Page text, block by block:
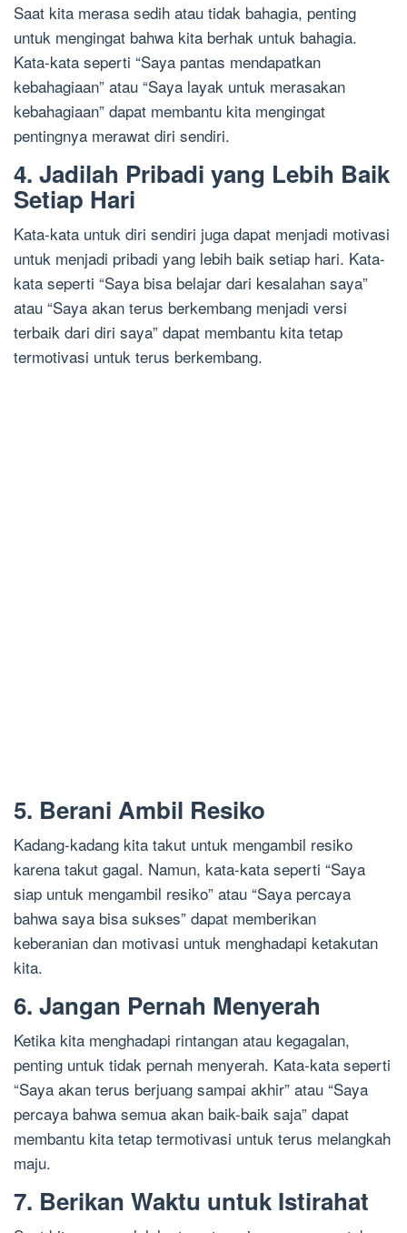
Saat kita merasa sedih atau tidak bahagia, penting
untuk mengingat bahwa kita berhak untuk bahagia.
Kata-kata seperti “Saya pantas mendapatkan
kebahagiaan” atau “Saya layak untuk merasakan
kebahagiaan” dapat membantu kita mengingat
pentingnya merawat diri sendiri.
4. Jadilah Pribadi yang Lebih Baik
Setiap Hari
Kata-kata untuk diri sendiri juga dapat menjadi motivasi
untuk menjadi pribadi yang lebih baik setiap hari. Kata-
kata seperti “Saya bisa belajar dari kesalahan saya”
atau “Saya akan terus berkembang menjadi versi
terbaik dari diri saya” dapat membantu kita tetap
termotivasi untuk terus berkembang.
5. Berani Ambil Resiko
Kadang-kadang kita takut untuk mengambil resiko
karena takut gagal. Namun, kata-kata seperti “Saya
siap untuk mengambil resiko” atau “Saya percaya
bahwa saya bisa sukses” dapat memberikan
keberanian dan motivasi untuk menghadapi ketakutan
kita.
6. Jangan Pernah Menyerah
Ketika kita menghadapi rintangan atau kegagalan,
penting untuk tidak pernah menyerah. Kata-kata seperti
“Saya akan terus berjuang sampai akhir” atau “Saya
percaya bahwa semua akan baik-baik saja” dapat
membantu kita tetap termotivasi untuk terus melangkah
maju.
7. Berikan Waktu untuk Istirahat